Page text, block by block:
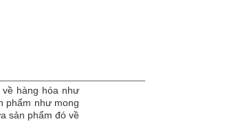
về hàng hóa như
phẩm như mong
sản phẩm đó về